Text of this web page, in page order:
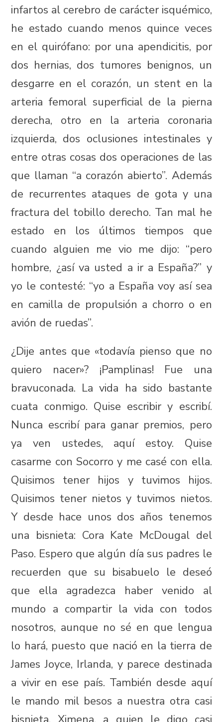
infartos al cerebro de carácter isquémico,
he estado cuando menos quince veces
en el quirófano: por una apendicitis, por
dos hernias, dos tumores benignos, un
desgarre en el corazón, un stent en la
arteria femoral superficial de la pierna
derecha, otro en la arteria coronaria
izquierda, dos oclusiones intestinales y
entre otras cosas dos operaciones de las
que llaman “a corazón abierto”. Además
de recurrentes ataques de gota y una
fractura del tobillo derecho. Tan mal he
estado en los últimos tiempos que
cuando alguien me vio me dijo: “pero
hombre, ¿así va usted a ir a España?” y
yo le contesté: “yo a España voy así sea
en camilla de propulsión a chorro o en
avión de ruedas”.
¿Dije antes que «todavía pienso que no
quiero nacer»? ¡Pamplinas! Fue una
bravuconada. La vida ha sido bastante
cuata conmigo. Quise escribir y escribí.
Nunca escribí para ganar premios, pero
ya ven ustedes, aquí estoy. Quise
casarme con Socorro y me casé con ella.
Quisimos tener hijos y tuvimos hijos.
Quisimos tener nietos y tuvimos nietos.
Y desde hace unos dos años tenemos
una bisnieta: Cora Kate McDougal del
Paso. Espero que algún día sus padres le
recuerden que su bisabuelo le deseó
que ella agradezca haber venido al
mundo a compartir la vida con todos
nosotros, aunque no sé en que lengua
lo hará, puesto que nació en la tierra de
James Joyce, Irlanda, y parece destinada
a vivir en ese país. También desde aquí
le mando mil besos a nuestra otra casi